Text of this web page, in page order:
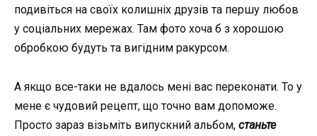
подивіться на своїх колишніх друзів та першу любов
у соціальних мережах. Там фото хоча б з хорошою
обробкою будуть та вигідним ракурсом.
А якщо все-таки не вдалось мені вас переконати. То у
мене є чудовий рецепт, що точно вам допоможе.
Просто зараз візьміть випускний альбом, станьте